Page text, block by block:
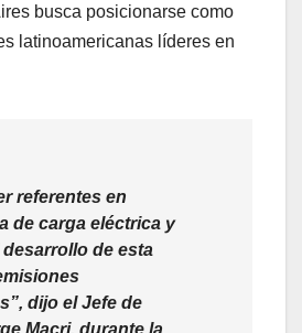
busca posicionarse como
latinoamericanas líderes en
referentes en
de carga eléctrica y
de esta
dijo el Jefe de
Macri, durante la